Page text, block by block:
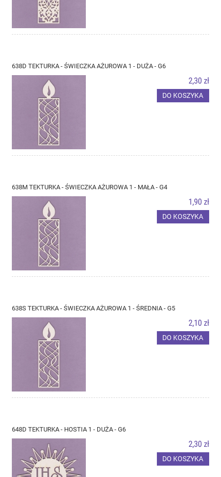
638D TEKTURKA - ŚWIECZKA AŻUROWA 1 - DUŻA - G6
2,30 zł
DO KOSZYKA
638M TEKTURKA - ŚWIECZKA AŻUROWA 1 - MAŁA - G4
1,90 zł
DO KOSZYKA
638S TEKTURKA - ŚWIECZKA AŻUROWA 1 - ŚREDNIA - G5
2,10 zł
DO KOSZYKA
648D TEKTURKA - HOSTIA 1 - DUŻA - G6
2,30 zł
DO KOSZYKA